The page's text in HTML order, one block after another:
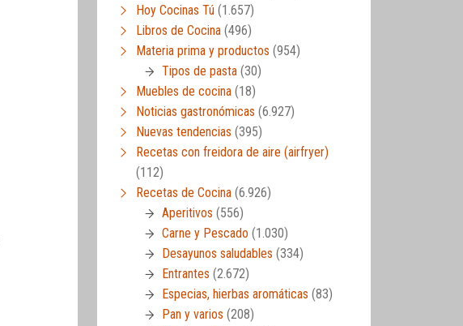
Hoy Cocinas Tú (1.657)
Libros de Cocina (496)
Materia prima y productos (954)
Tipos de pasta (30)
Muebles de cocina (18)
Noticias gastronómicas (6.927)
Nuevas tendencias (395)
Recetas con freidora de aire (airfryer)
(112)
Recetas de Cocina (6.926)
Aperitivos (556)
Carne y Pescado (1.030)
Desayunos saludables (334)
Entrantes (2.672)
Especias, hierbas aromáticas (83)
Pan y varios (208)